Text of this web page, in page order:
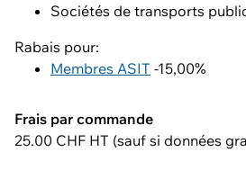
Sociétés de transports
Rabais pour:
Membres ASIT -15,00%
Frais par commande
25.00 CHF HT (sauf si données